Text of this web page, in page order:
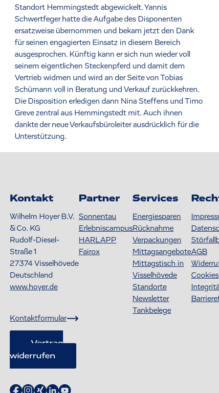
Standort Hemmingstedt abgewickelt. Yannis
Schwertfeger hatte die Aufgabe des Disponenten
ersatzweise übernommen und bekam jetzt den Dank
für seinen engagierten Einsatz in diesem Bereich
ausgesprochen. Künftig kann er sich nun wieder voll
seinem eigentlichen Steckenpferd und damit dem
Vertrieb widmen und wird an der Seite von Tobias
Schümann voll in Beratung und Verkauf zurückkehren.
Die Disposition erledigen dann Nina Steffens und Timo
Greve zentral aus Hemmingstedt mit. Auch ihnen
dankte der neue Verkaufsbüroleiter ausdrücklich für die
Unterstützung.
Kontakt
Wilhelm Hoyer B.V.
& Co. KG
Rudolf-Diesel-
Straße 1
27374Visselhövede
Deutschland
www.hoyer.de
Kontaktformular
Vertrag
widerrufen
Partner
Sonnentau
Erlebniscampus
HARLAPP
Fairox
Services
Energiesparen
Rücknahme
Verpackungen
Mittagsangebote
Mittagstisch in
Visselhövede
Standorte
Newsletter
Tankbelege
AGB
Cookies